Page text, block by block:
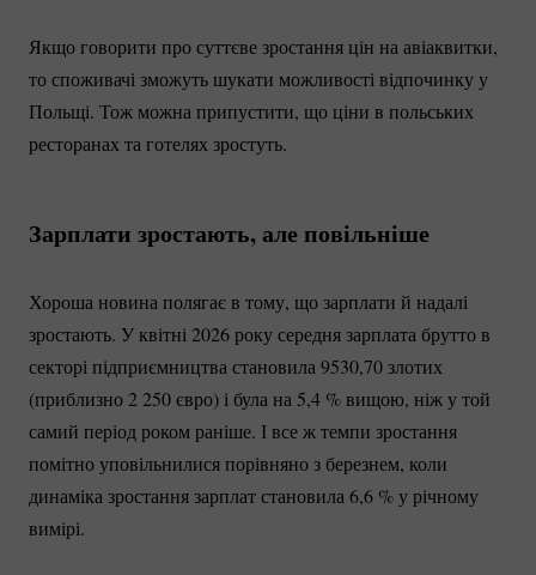
Якщо говорити про суттєве зростання цін на авіаквитки,
то споживачі зможуть шукати можливості відпочинку у
Польщі. Тож можна припустити, що ціни в польських
ресторанах та готелях зростуть.
Зарплати зростають, але повільніше
Хороша новина полягає в тому, що зарплати й надалі
зростають. У квітні 2026 року середня зарплата брутто в
секторі підприємництва становила 9530,70 злотих
(приблизно 2 250 євро) і була на 5,4 %вищою, ніж у той
самий період роком раніше. І все ж темпи зростання
помітно уповільнилися порівняно з березнем, коли
динаміка зростання зарплат становила 6,6 %у річному
вимірі.